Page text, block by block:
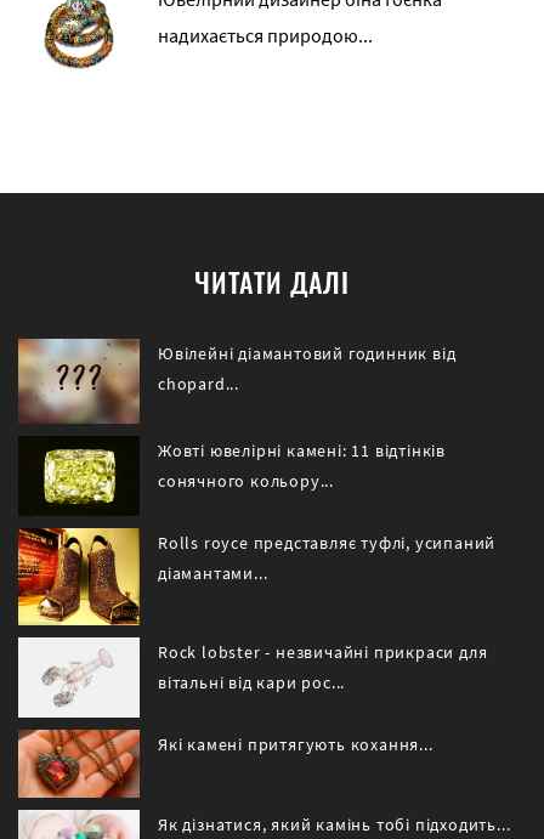
надихається природою...
ЧИТАТИ ДАЛІ
Ювілейні діамантовий годинник від
chopard...
Жовті ювелірні камені: 11 відтінків
сонячного кольору...
Rolls royce представляє туфлі, усипаний
діамантами...
Rock lobster - незвичайні прикраси для
вітальні від кари рос...
Які камені притягують кохання...
Як дізнатися, який камінь тобі підходить...